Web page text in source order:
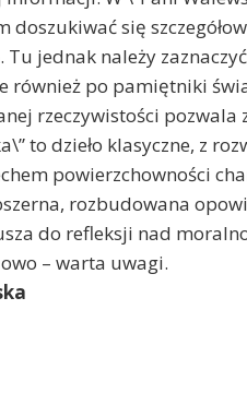
doszukiwać się
jednak należy
również po pamiętniki
rzeczywistości pozwala
to dzieło klasyczne, z
powierzchowności
rozbudowana
do refleksji nad
– warta uwagi.